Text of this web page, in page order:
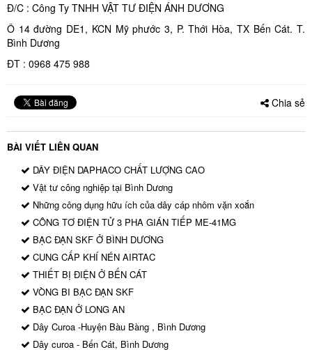
Đ/C : Công Ty TNHH VẬT TƯ ĐIỆN ÁNH DƯƠNG
Ô 14 đường DE1, KCN Mỹ phước 3, P. Thới Hòa, TX Bến Cát. T.
Bình Dương
ĐT : 0968 475 988
Chia sẻ
BÀI VIẾT LIÊN QUAN
DÂY ĐIỆN DAPHACO CHẤT LƯỢNG CAO
Vật tư công nghiệp tại Bình Dương
Những công dụng hữu ích của dây cáp nhôm vặn xoắn
CÔNG TƠ ĐIỆN TỬ 3 PHA GIÁN TIẾP ME-41MG
BẠC ĐẠN SKF Ở BÌNH DƯƠNG
CUNG CẤP KHÍ NÉN AIRTAC
THIẾT BỊ ĐIỆN Ở BẾN CÁT
VÒNG BI BẠC ĐẠN SKF
BẠC ĐẠN Ở LONG AN
Dây Curoa -Huyện Bàu Bàng , Bình Dương
Dây curoa - Bến Cát, Bình Dương